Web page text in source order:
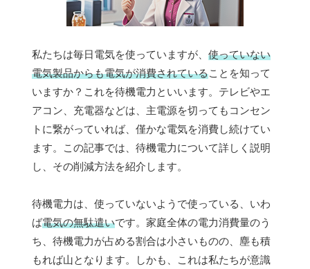
私たちは毎日電気を使っていますが、 使っていない
電気製品からも電気が消費されていることを知って
いますか？これを待機電力といいます。テレビやエ
アコン、充電器などは、主電源を切ってもコンセン
トに繋がっていれば、僅かな電気を消費し続けてい
ます。この記事では、待機電力について詳しく説明
し、その削減方法を紹介します。
待機電力は、使っていないようで使っている、いわ
ば電気の無駄遣いです。家庭全体の電力消費量のう
ち、待機電力が占める割合は小さいものの、塵も積
もれば山となります。しかも、これは私たちが意識